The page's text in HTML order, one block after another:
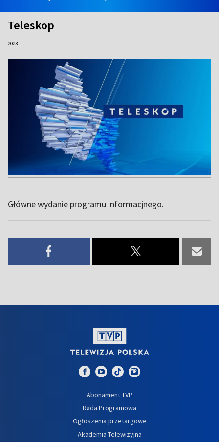
Teleskop
2023
Główne wydanie programu informacjnego.
Abonament TVP
Rada Programowa
Ogłoszenia przetargowe
Akademia Telewizyjna